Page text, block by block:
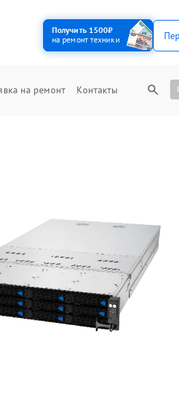
Получить 1500₽
на ремонт техники
на ремонт Контакты